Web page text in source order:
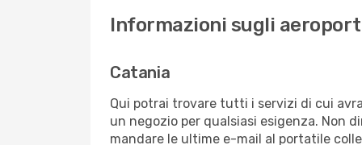
Informazioni sugli
Catania
Qui potrai trovare tutti i servizi di cui
un negozio per qualsiasi esigenza. Non
mandare le ultime e-mail al portatile